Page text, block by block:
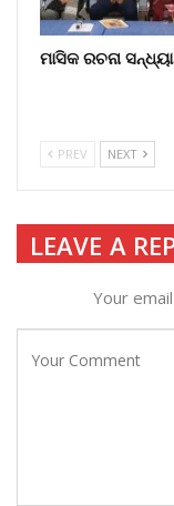
ମାସିକ ରଚନା ସନ୍ଧ୍ୟା
PREV NEXT
LEAVE A
Your